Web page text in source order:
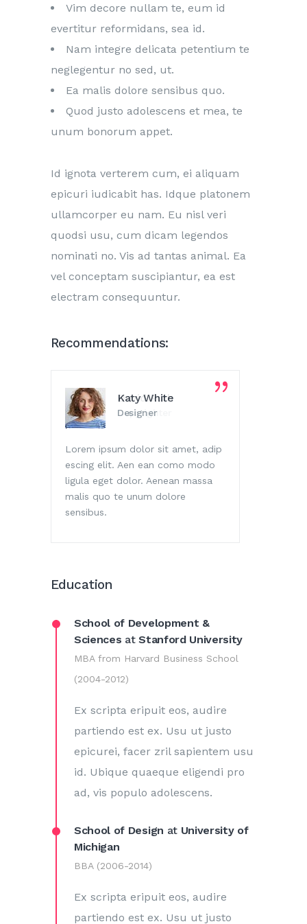
Vim decore nullam te, eum id
evertitur reformidans, sea id.
Nam integre delicata petentium te
neglegentur no sed, ut.
Ea malis dolore sensibus quo.
Quod justo adolescens et mea, te
unum bonorum appet.
Id ignota verterem cum, ei aliquam
epicuri iudicabit has. Idque platonem
ullamcorper eu nam. Eu nisl veri
quodsi usu, cum dicam legendos
nominati no. Vis ad tantas animal. Ea
vel conceptam suscipiantur, ea est
electram consequuntur.
Recommendations:
Katy White
Designer
Lorem ipsum dolor sit amet, adip
escing elit. Aen ean como modo
ligula eget dolor. Aenean massa
malis quo te unum dolore
sensibus.
David Ruth
Copyrighter
Lorem ipsum dolor sit amet, adip
escing elit. Aen ean como modo
ligula eget dolor. Aenean massa
malis quo te unum dolore
sensibus.
Education
School of Development &
Sciences atStanford University
MBA from Harvard Business School
(2004-2012)
Ex scripta eripuit eos, audire
partiendo est ex. Usu ut justo
epicurei, facer zril sapientem usu
id. Ubique quaeque eligendi pro
ad, vis populo adolescens.
School of Design at University of
Michigan
BBA (2006-2014)
Ex scripta eripuit eos, audire
partiendo est ex. Usu ut justo